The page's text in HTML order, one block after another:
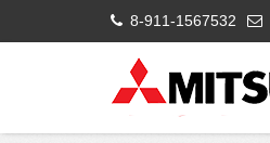
8-911-1567532